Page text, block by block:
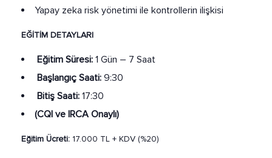
Yapay zeka risk yönetimi ile kontrollerin ilişkisi
EĞİTİM DETAYLARI
Eğitim Süresi: 1 Gün – 7 Saat
Başlangıç Saati: 9:30
Bitiş Saati: 17:30
(CQI ve IRCA Onaylı)
Eğitim Ücreti: 17.000 TL + KDV (%20)